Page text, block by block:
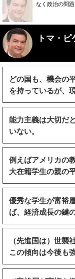
なく政治の問題
トマ・
どの国も、機会の
を持っているが、
能力主義は大切だ
いない。
例えばアメリカの
大在籍学生の親の
優秀な学生が富裕
ば、経済成長の鍵
（先進国は）世襲
この傾向は今後も